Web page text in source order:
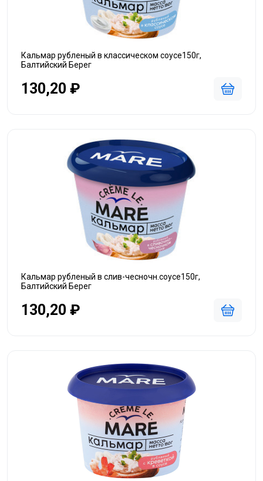
Кальмар рубленый в классическом соусе150г,
Балтийский Берег
130,20 ₽
Кальмар рубленый в слив-чесночн.соусе150г,
Балтийский Берег
130,20 ₽